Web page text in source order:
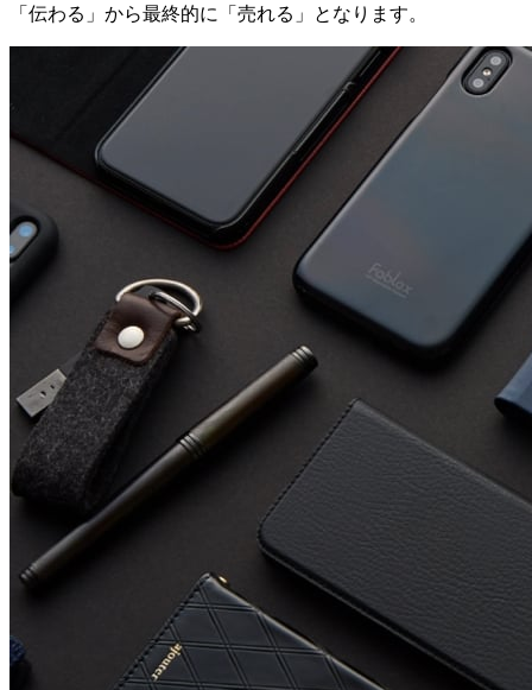
「伝わる」から最終的に「売れる」となります。